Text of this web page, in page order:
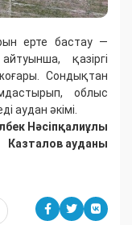
ерте бастау —
қазіргі
Сондықтан
облыс
аудан әкімі.
Нәсіпқалиұлы
Казталов ауданы